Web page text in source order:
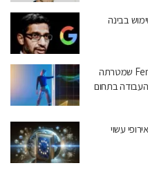
בבינה
Cadence משיקה שותפות חדשה בשם Fem.AI שמטרתה
העבודה בתחום
עשוי